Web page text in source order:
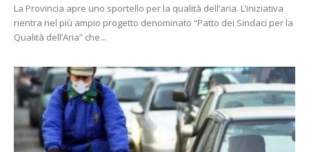
La Provincia apre uno sportello per la qualità dell’aria. L’iniziativa
rientra nel più ampio progetto denominato “Patto dei Sindaci per la
Qualità dell’Aria” che...